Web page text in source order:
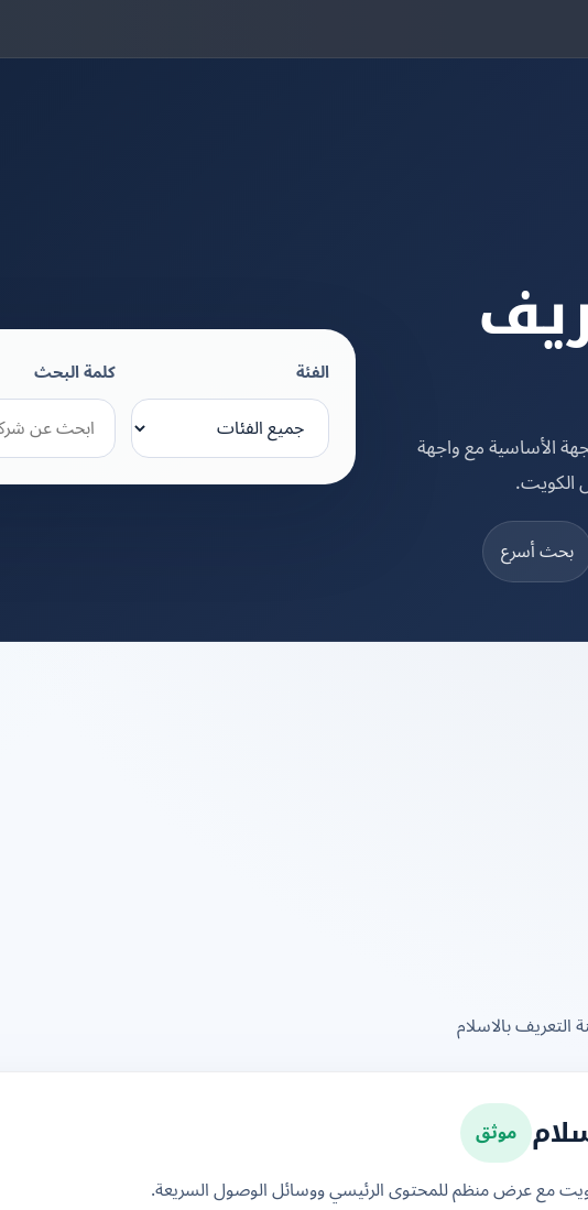
الأساسية مع واجهة
الكويت.
بحث أسرع
الفئة كلمة البحث
التعريف بالاسلام
موثق
مع عرض منظم للمحتوى الرئيسي ووسائل الوصول السريعة.